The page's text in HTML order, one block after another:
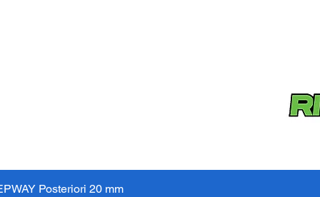
Posteriori 20 mm